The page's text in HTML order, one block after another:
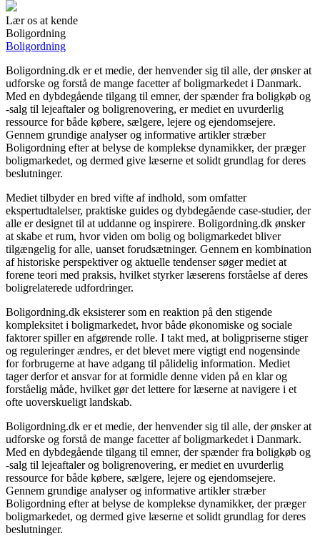
Lær os at kende
Boligordning
Boligordning
Boligordning.dk er et medie, der henvender sig til alle, der ønsker at
udforske og forstå de mange facetter af boligmarkedet i Danmark.
Med en dybdegående tilgang til emner, der spænder fra boligkøb og
-salg til lejeaftaler og boligrenovering, er mediet en uvurderlig
ressource for både købere, sælgere, lejere og ejendomsejere.
Gennem grundige analyser og informative artikler stræber
Boligordning efter at belyse de komplekse dynamikker, der præger
boligmarkedet, og dermed give læserne et solidt grundlag for deres
beslutninger.
Mediet tilbyder en bred vifte af indhold, som omfatter
ekspertudtalelser, praktiske guides og dybdegående case-studier, der
alle er designet til at uddanne og inspirere. Boligordning.dk ønsker
at skabe et rum, hvor viden om bolig og boligmarkedet bliver
tilgængelig for alle, uanset forudsætninger. Gennem en kombination
af historiske perspektiver og aktuelle tendenser søger mediet at
forene teori med praksis, hvilket styrker læserens forståelse af deres
boligrelaterede udfordringer.
Boligordning.dk eksisterer som en reaktion på den stigende
kompleksitet i boligmarkedet, hvor både økonomiske og sociale
faktorer spiller en afgørende rolle. I takt med, at boligpriserne stiger
og reguleringer ændres, er det blevet mere vigtigt end nogensinde
for forbrugerne at have adgang til pålidelig information. Mediet
tager derfor et ansvar for at formidle denne viden på en klar og
forståelig måde, hvilket gør det lettere for læserne at navigere i et
ofte uoverskueligt landskab.
Boligordning.dk er et medie, der henvender sig til alle, der ønsker at
udforske og forstå de mange facetter af boligmarkedet i Danmark.
Med en dybdegående tilgang til emner, der spænder fra boligkøb og
-salg til lejeaftaler og boligrenovering, er mediet en uvurderlig
ressource for både købere, sælgere, lejere og ejendomsejere.
Gennem grundige analyser og informative artikler stræber
Boligordning efter at belyse de komplekse dynamikker, der præger
boligmarkedet, og dermed give læserne et solidt grundlag for deres
beslutninger.